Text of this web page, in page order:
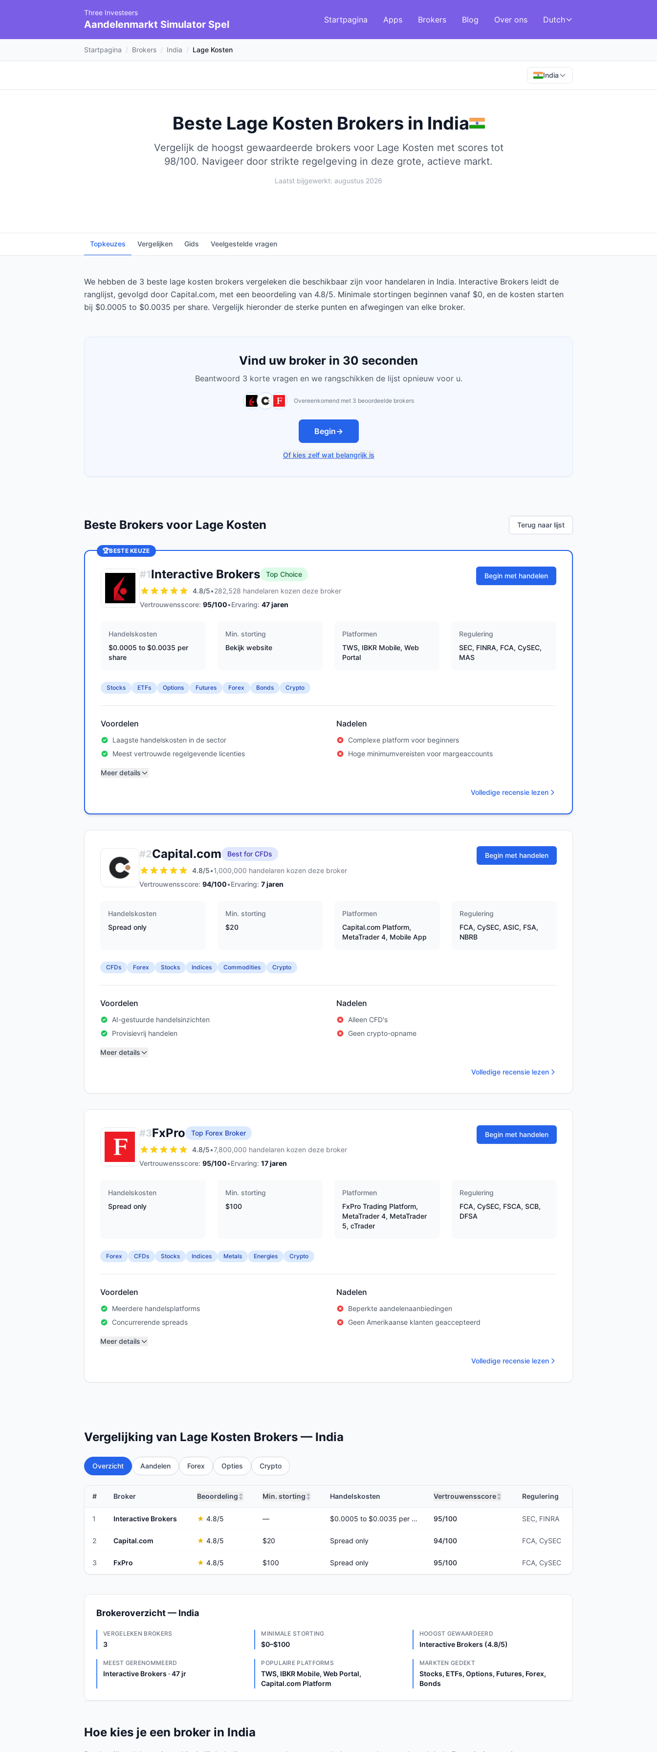
Three Investeers
Aandelenmarkt Simulator Spel Startpagina Apps Brokers Blog Over ons Dutch
Startpagina / Brokers / India / Lage Kosten
India
Beste Lage Kosten Brokers in India
Vergelijk de hoogst gewaardeerde brokers voor Lage Kosten met scores tot
98/100. Navigeer door strikte regelgeving in deze grote, actieve markt.
Laatst bijgewerkt: augustus 2026
Topkeuzes Vergelijken Gids Veelgestelde vragen
We hebben de 3 beste lage kosten brokers vergeleken die beschikbaar zijn voor handelaren in India. Interactive Brokers leidt de
ranglijst, gevolgd door Capital.com, met een beoordeling van 4.8/5. Minimale stortingen beginnen vanaf $0, en de kosten starten
bij $0.0005 to $0.0035 per share. Vergelijk hieronder de sterke punten en afwegingen van elke broker.
Vind uw broker in 30 seconden
Beantwoord 3 korte vragen en we rangschikken de lijst opnieuw voor u.
Overeenkomend met 3 beoordeelde brokers
Begin→
Of kies zelf wat belangrijk is
Beste Brokers voor Lage Kosten Terug naar lijst
🏆BESTE KEUZE
#1Interactive Brokers
Top Choice
4.8/5•282,528 handelaren kozen deze broker
Vertrouwensscore: 95/100•Ervaring: 47jaren
Begin met handelen
Handelskosten
$0.0005 to $0.0035 per
share
Min. storting
Bekijk website
Platformen
TWS, IBKR Mobile, Web
Portal
Regulering
SEC, FINRA, FCA, CySEC,
MAS
Stocks ETFs Options Futures Forex Bonds Crypto
Voordelen
Laagste handelskosten in de sector
Meest vertrouwde regelgevende licenties
Nadelen
Complexe platform voor beginners
Hoge minimumvereisten voor margeaccounts
Meer details
Volledige recensie lezen
#2Capital.com
Best for CFDs
4.8/5•1,000,000 handelaren kozen deze broker
Vertrouwensscore: 94/100•Ervaring: 7jaren
Begin met handelen
Handelskosten
Spread only
Min. storting
$20
Platformen
Capital.com Platform,
MetaTrader 4, Mobile App
Regulering
FCA, CySEC, ASIC, FSA,
NBRB
CFDs Forex Stocks Indices Commodities Crypto
Voordelen
AI-gestuurde handelsinzichten
Provisievrij handelen
Nadelen
Alleen CFD's
Geen crypto-opname
Meer details
Volledige recensie lezen
#3FxPro
Top Forex Broker
4.8/5•7,800,000 handelaren kozen deze broker
Vertrouwensscore: 95/100•Ervaring: 17jaren
Begin met handelen
Handelskosten
Spread only
Min. storting
$100
Platformen
FxPro Trading Platform,
MetaTrader 4, MetaTrader
5, cTrader
Regulering
FCA, CySEC, FSCA, SCB,
DFSA
Forex CFDs Stocks Indices Metals Energies Crypto
Voordelen
Meerdere handelsplatforms
Concurrerende spreads
Nadelen
Beperkte aandelenaanbiedingen
Geen Amerikaanse klanten geaccepteerd
Meer details
Volledige recensie lezen
Vergelijking van Lage Kosten Brokers — India
Overzicht Aandelen Forex Opties Crypto
# Broker Beoordeling ↕ Min. storting ↕ Handelskosten Vertrouwensscore↕ Regulering
1 Interactive Brokers ★ 4.8/5 — $0.0005 to $0.0035 per share 95/100 SEC, FINRA
2 Capital.com ★ 4.8/5 $20 Spread only 94/100 FCA, CySEC
3 FxPro ★ 4.8/5 $100 Spread only 95/100 FCA, CySEC
Brokeroverzicht — India
VERGELEKEN BROKERS
3
MINIMALE STORTING
$0–$100
HOOGST GEWAARDEERD
Interactive Brokers (4.8/5)
MEEST GERENOMMEERD
Interactive Brokers · 47 jr
POPULAIRE PLATFORMS
TWS, IBKR Mobile, Web Portal,
Capital.com Platform
MARKTEN GEDEKT
Stocks, ETFs, Options, Futures, Forex,
Bonds
Hoe kies je een broker in India